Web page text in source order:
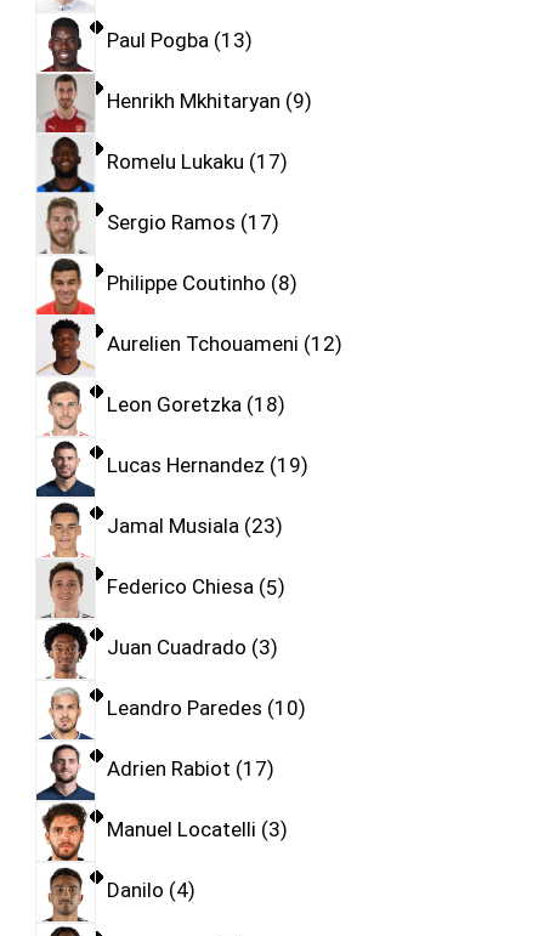
Paul Pogba 13
Henrikh Mkhitaryan 9
Romelu Lukaku 17
Sergio Ramos 17
Philippe Coutinho 8
Aurelien Tchouameni 12
Leon Goretzka 18
Lucas Hernandez 19
Jamal Musiala 23
Federico Chiesa 5
Juan Cuadrado 3
Leandro Paredes 10
Adrien Rabiot 17
Manuel Locatelli 3
Danilo 4